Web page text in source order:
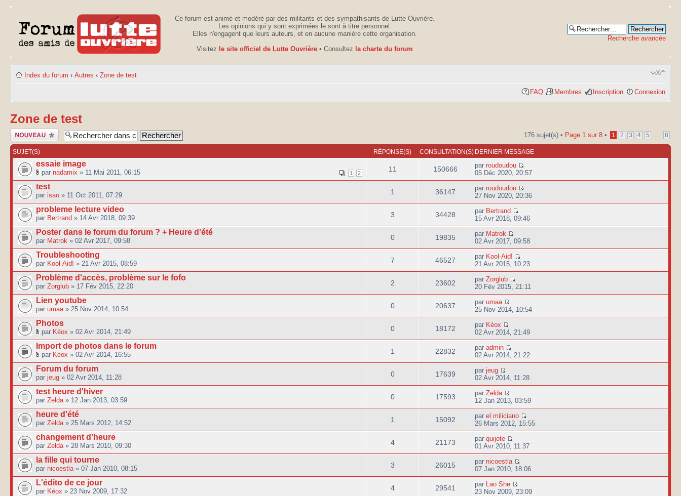
Ce forum est animé et modéré par des militants et des sympathisants de Lutte Ouvrière.
Les opinions qui y sont exprimées le sont à titre personnel.
Elles n'engagent que leurs auteurs, et en aucune manière cette organisation.
Visitez le site officiel de Lutte Ouvrière • Consultez la charte du forum
Recherche avancée
Index du forum ‹ Autres ‹ Zone de test
FAQ Membres Inscription Connexion
Zone de test
Publier un
nouveau sujet
176 sujet(s) • Page 1 sur 8 • 1 2 3 4 5 8
SUJET(S) RÉPONSE(S) CONSULTATION(S) DERNIER MESSAGE
essaie image
1 2
par nadamix » 11 Mai 2011, 06:15 11 150666 par roudoudou
05 Déc 2020, 20:57
test
par isao » 11 Oct 2011, 07:29 1 36147 par roudoudou
27 Nov 2020, 20:36
probleme lecture video
par Bertrand » 14 Avr 2018, 09:39 3 34428 par Bertrand
15 Avr 2018, 09:46
Poster dans le forum du forum ? + Heure d'été
par Matrok » 02 Avr 2017, 09:58 0 19835 par Matrok
02 Avr 2017, 09:58
Troubleshooting
par Kool-Aid! » 21 Avr 2015, 08:59 7 46527 par Kool-Aid!
21 Avr 2015, 10:23
Problème d'accès, problème sur le fofo
par Zorglub » 17 Fév 2015, 22:20 2 23602 par Zorglub
20 Fév 2015, 21:11
Lien youtube
par umaa » 25 Nov 2014, 10:54 0 20637 par umaa
25 Nov 2014, 10:54
Photos
par Kéox » 02 Avr 2014, 21:49 0 18172 par Kéox
02 Avr 2014, 21:49
Import de photos dans le forum
par Kéox » 02 Avr 2014, 16:55 1 22832 par admin
02 Avr 2014, 21:22
Forum du forum
par jeug » 02 Avr 2014, 11:28 0 17639 par jeug
02 Avr 2014, 11:28
test heure d'hiver
par Zelda » 12 Jan 2013, 03:59 0 17593 par Zelda
12 Jan 2013, 03:59
heure d'été
par Zelda » 25 Mars 2012, 14:52 1 15092 par el miliciano
26 Mars 2012, 15:55
changement d'heure
par Zelda » 28 Mars 2010, 09:30 4 21173 par quijote
01 Avr 2010, 11:37
la fille qui tourne
par nicoestla » 07 Jan 2010, 08:15 3 26015 par nicoestla
07 Jan 2010, 18:06
L'édito de ce jour
par Kéox » 23 Nov 2009, 17:32 4 29541 par
Lao She
23 Nov 2009, 23:09